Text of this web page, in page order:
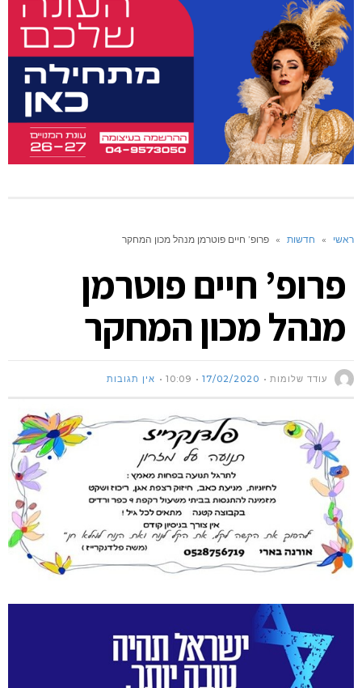
ראשי » חדשות » פרופ’ חיים פוטרמן מנהל מכון המחקר
פרופ’ חיים פוטרמן
מנהל מכון המחקר
עודד שלומות 17/02/2020
10:09 אין תגובות